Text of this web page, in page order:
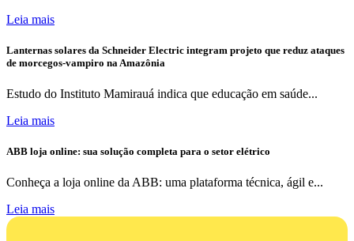
Leia mais
Lanternas solares da Schneider Electric integram projeto que reduz ataques
de morcegos-vampiro na Amazônia
Estudo do Instituto Mamirauá indica que educação em saúde...
Leia mais
ABB loja online: sua solução completa para o setor elétrico
Conheça a loja online da ABB: uma plataforma técnica, ágil e...
Leia mais